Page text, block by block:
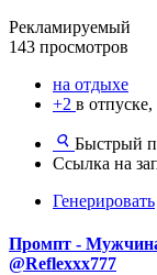
Рекламируемый
143 просмотров
на отдыхе
+2 в отпуске,
Быстрый
Ссылка на
Генерировать
Промпт - Мужчина
@Reflexxx777